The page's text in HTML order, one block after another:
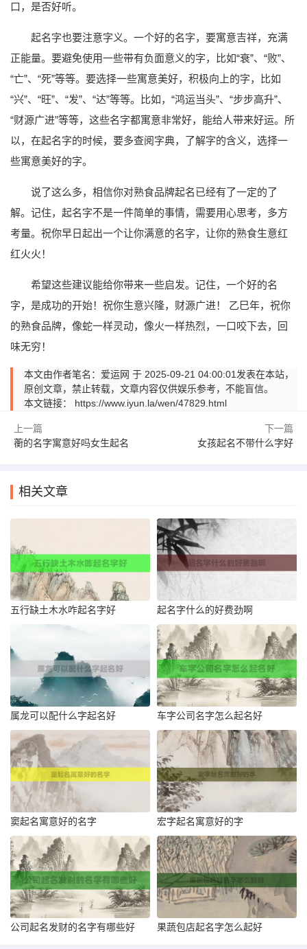
口，是否好听。
起名字也要注意字义。一个好的名字，要寓意吉祥，充满
正能量。要避免使用一些带有负面意义的字，比如“衰”、“败”、
“亡”、“死”等等。要选择一些寓意美好，积极向上的字，比如
“兴”、“旺”、“发”、“达”等等。比如，“鸿运当头”、“步步高升”、
“财源广进”等等，这些名字都寓意非常好，能给人带来好运。所
以，在起名字的时候，要多查阅字典，了解字的含义，选择一
些寓意美好的字。
说了这么多，相信你对熟食品牌起名已经有了一定的了
解。记住，起名字不是一件简单的事情，需要用心思考，多方
考量。祝你早日起出一个让你满意的名字，让你的熟食生意红
红火火！
希望这些建议能给你带来一些启发。记住，一个好的名
字，是成功的开始！祝你生意兴隆，财源广进！ 乙巳年，祝你
的熟食品牌，像蛇一样灵动，像火一样热烈，一口咬下去，回
味无穷！
本文由作者笔名：爱运网 于 2025-09-21 04:00:01发表在本站，
原创文章，禁止转载，文章内容仅供娱乐参考，不能盲信。
本文链接： https://www.iyun.la/wen/47829.html
上一篇
蘅的名字寓意好吗女生起名
下一篇
女孩起名不带什么字好
相关文章
五行缺土木水咋起名字好 起名字什么的好费劲啊
属龙可以配什么字起名好 车字公司名字怎么起名好
窦起名寓意好的名字 宏字起名寓意好的字
公司起名发财的名字有哪些好 果蔬包店起名字怎么起好